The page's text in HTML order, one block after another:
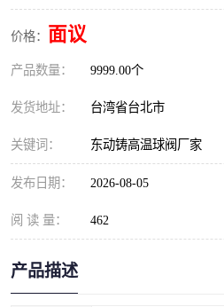
价格： 面议
产品数量： 9999.00个
发货地址： 台湾省台北市
关键词： 东动铸高温球阀厂家
发布日期： 2026-08-05
阅 读 量： 462
产品描述